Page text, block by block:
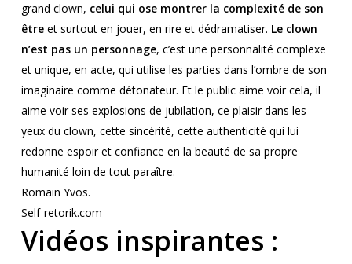
grand clown, celui qui ose montrer la complexité de son
êtreet surtout en jouer, en rire et dédramatiser. Le clown
n’est pas un personnage, c’est une personnalité complexe
et unique, en acte, qui utilise les parties dans l’ombre de son
imaginaire comme détonateur. Et le public aime voir cela, il
aime voir ses explosions de jubilation, ce plaisir dans les
yeux du clown, cette sincérité, cette authenticité qui lui
redonne espoir et confiance en la beauté de sa propre
humanité loin de tout paraître.
Romain Yvos.
Self-retorik.com
Vidéos inspirantes :